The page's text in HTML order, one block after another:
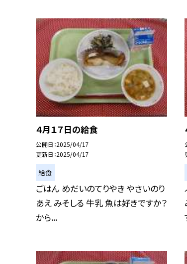
４月１７日の給食
公開日 2025/04/17
更新日 2025/04/17
給食
ごはん めだいのてりやき やさいのり
あえ みそしる 牛乳 魚は好きですか？
から...